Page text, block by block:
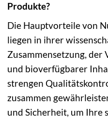
Produkte?
Die Hauptvorteile von
liegen in ihrer
Zusammensetzung,
und bioverfügbarer
strengen
zusammen
und Sicherheit, um Ihre